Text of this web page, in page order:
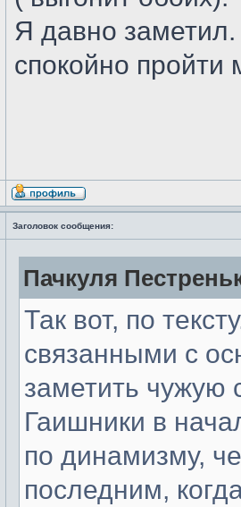
Я давно
спокойно пройти
Заголовок сообщения:
Пачкуля
Так вот, по
связанными с
заметить чужую
Гаишники в
по динамизму,
последним,